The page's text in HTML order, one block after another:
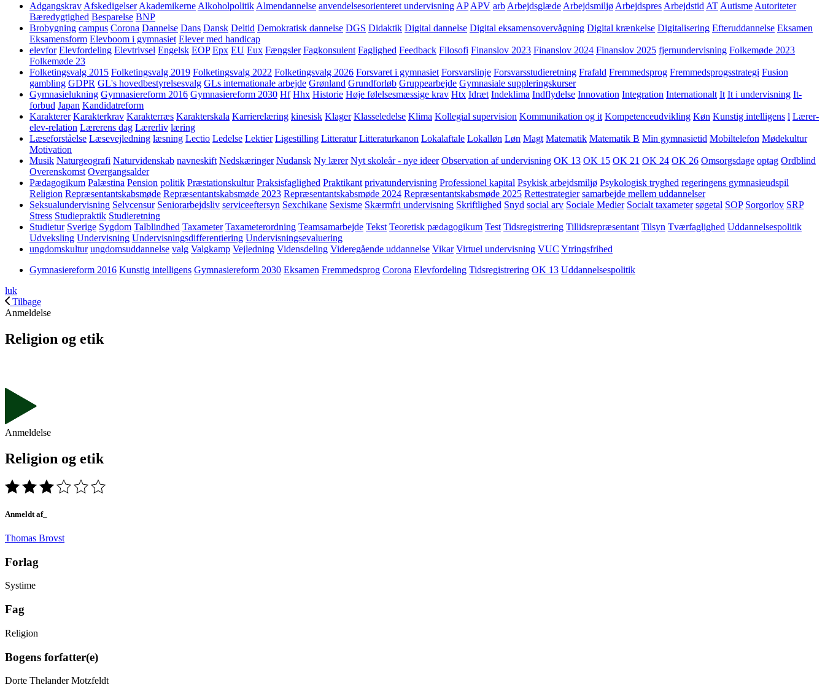
Adgangskrav Afskedigelser Akademikerne Alkoholpolitik Almendannelse anvendelsesorienteret undervisning AP APV arb Arbejdsglæde Arbejdsmiljø Arbejdspres Arbejdstid AT Autisme Autoriteter
Bæredygtighed Besparelse BNP
Brobygning campus Corona Dannelse Dans Dansk Deltid Demokratisk dannelse DGS Didaktik Digital dannelse Digital eksamensovervågning Digital krænkelse Digitalisering Efteruddannelse Eksamen
Eksamensform Elevboom i gymnasiet Elever med handicap
elevfor Elevfordeling Elevtrivsel Engelsk EOP Epx EU Eux Fængsler Fagkonsulent Faglighed Feedback Filosofi Finanslov 2023 Finanslov 2024 Finanslov 2025 fjernundervisning Folkemøde 2023
Folkemøde 23
Folketingsvalg 2015 Folketingsvalg 2019 Folketingsvalg 2022 Folketingsvalg 2026 Forsvaret i gymnasiet Forsvarslinje Forsvarsstudieretning Frafald Fremmedsprog Fremmedsprogsstrategi Fusion
gambling GDPR GL's hovedbestyrelsesvalg GLs internationale arbejde Grønland Grundforløb Gruppearbejde Gymnasiale suppleringskurser
Gymnasielukning Gymnasiereform 2016 Gymnasiereform 2030 Hf Hhx Historie Høje følelsesmæssige krav Htx Idræt Indeklima Indflydelse Innovation Integration Internationalt It It i undervisning It-
forbud Japan Kandidatreform
Karakterer Karakterkrav Karakterræs Karakterskala Karrierelæring kinesisk Klager Klasseledelse Klima Kollegial supervision Kommunikation og it Kompetenceudvikling Køn Kunstig intelligens l Lærer-
elev-relation Lærerens dag Lærerliv læring
Læseforståelse Læsevejledning læsning Lectio Ledelse Lektier Ligestilling Litteratur Litteraturkanon Lokalaftale Lokalløn Løn Magt Matematik Matematik B Min gymnasietid Mobiltelefon Mødekultur
Motivation
Musik Naturgeografi Naturvidenskab navneskift Nedskæringer Nudansk Ny lærer Nyt skoleår - nye ideer Observation af undervisning OK 13 OK 15 OK 21 OK 24 OK 26 Omsorgsdage optag Ordblind
Overenskomst Overgangsalder
Pædagogikum Palæstina Pension politik Præstationskultur Praksisfaglighed Praktikant privatundervisning Professionel kapital Psykisk arbejdsmiljø Psykologisk tryghed regeringens gymnasieudspil
Religion Repræsentantskabsmøde Repræsentantskabsmøde 2023 Repræsentantskabsmøde 2024 Repræsentantskabsmøde 2025 Rettestrategier samarbejde mellem uddannelser
Seksualundervisning Selvcensur Seniorarbejdsliv serviceeftersyn Sexchikane Sexisme Skærmfri undervisning Skriftlighed Snyd social arv Sociale Medier Socialt taxameter søgetal SOP Sorgorlov SRP
Stress Studiepraktik Studieretning
Studietur Sverige Sygdom Talblindhed Taxameter Taxameterordning Teamsamarbejde Tekst Teoretisk pædagogikum Test Tidsregistrering Tillidsrepræsentant Tilsyn Tværfaglighed Uddannelsespolitik
Udveksling Undervisning Undervisningsdifferentiering Undervisningsevaluering
ungdomskultur ungdomsuddannelse valg Valgkamp Vejledning Vidensdeling Videregående uddannelse Vikar Virtuel undervisning VUC Ytringsfrihed
Gymnasiereform 2016 Kunstig intelligens Gymnasiereform 2030 Eksamen Fremmedsprog Corona Elevfordeling Tidsregistrering OK 13 Uddannelsespolitik
luk
Tilbage
Anmeldelse
Religion og etik
Anmeldelse
Religion og etik
Anmeldt af_
Thomas Brovst
Forlag
Systime
Fag
Religion
Bogens forfatter(e)
Dorte Thelander Motzfeldt